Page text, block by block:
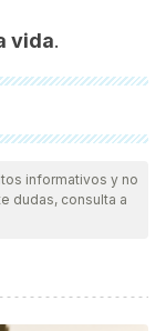
vida.
a profundidad por
artículo fue
Profecía
informativos y no
dudas, consulta a